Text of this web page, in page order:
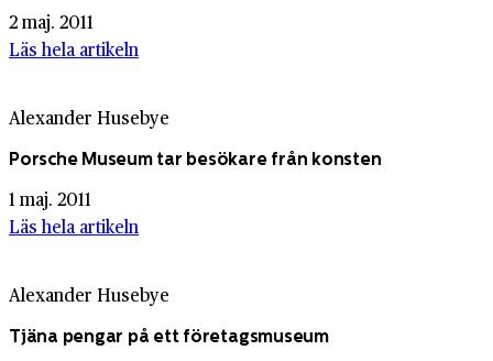
2 maj. 2011
Läs hela artikeln
Alexander Husebye
Porsche Museum tar besökare från konsten
1 maj. 2011
Läs hela artikeln
Alexander Husebye
Tjäna pengar på ett företagsmuseum